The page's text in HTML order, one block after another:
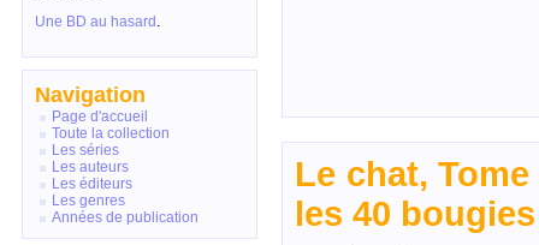
Une BD au hasard .
Navigation
Page d'accueil
Toute la collection
Les séries
Les auteurs
Les éditeurs
Les genres
Années de publication
Le chat,
les 40 bougies